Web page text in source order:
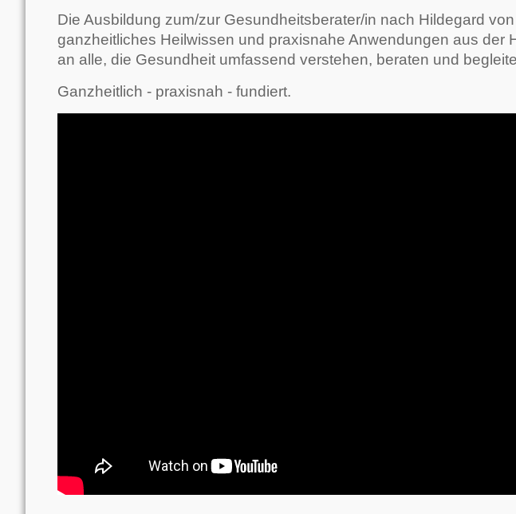
Die Ausbildung zum/zur Gesundheitsberater/in nach Hildegard
ganzheitliches Heilwissen und praxisnahe Anwendungen aus der
an alle, die Gesundheit umfassend verstehen, beraten und
Ganzheitlich - praxisnah - fundiert.